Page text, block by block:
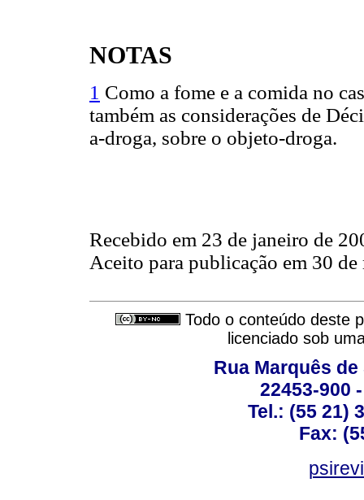
NOTAS
1 Como a fome e a comida no
também as considerações de
a-droga, sobre o objeto-droga.
Recebido em 23 de janeiro de
Aceito para publicação em 30
Todo o conteúdo deste
licenciado sob
Rua Marquês de
22453-900
Tel.: (55 21)
Fax: